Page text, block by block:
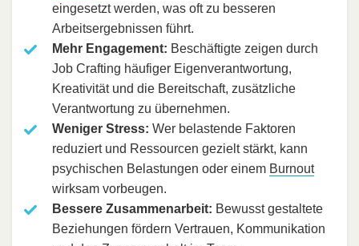
eingesetzt werden, was oft zu besseren
Arbeitsergebnissen führt.
Mehr Engagement: Beschäftigte zeigen durch
Job Crafting häufiger Eigenverantwortung,
Kreativität und die Bereitschaft, zusätzliche
Verantwortung zu übernehmen.
Weniger Stress: Wer belastende Faktoren
reduziert und Ressourcen gezielt stärkt, kann
psychischen Belastungen oder einem Burnout
wirksam vorbeugen.
Bessere Zusammenarbeit: Bewusst gestaltete
Beziehungen fördern Vertrauen, Kommunikation